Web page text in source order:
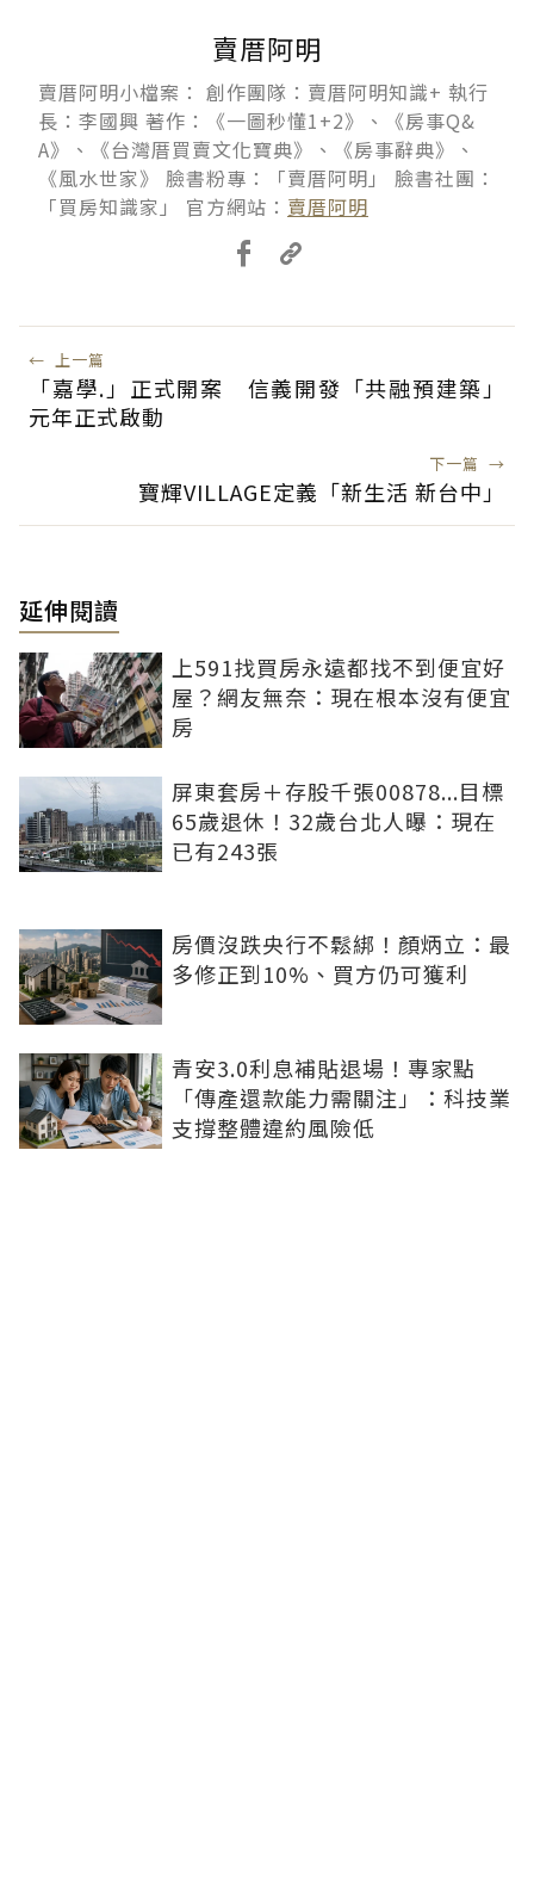
賣厝阿明
賣厝阿明小檔案： 創作團隊：賣厝阿明知識+ 執行
長：李國興 著作：《一圖秒懂1+2》、《房事Q&
A》、《台灣厝買賣文化寶典》、《房事辭典》、
《風水世家》 臉書粉專：「賣厝阿明」 臉書社團：
「買房知識家」 官方網站： 賣厝阿明
← 上一篇
「嘉學.」正式開案 信義開發「共融預建築」
元年正式啟動
下一篇 →
寶輝VILLAGE定義「新生活 新台中」
延伸閱讀
上591找買房永遠都找不到便宜好
屋？網友無奈：現在根本沒有便宜
房
屏東套房＋存股千張00878...目標
65歲退休！32歲台北人曝：現在
已有243張
房價沒跌央行不鬆綁！顏炳立：最
多修正到10%、買方仍可獲利
青安3.0利息補貼退場！專家點
「傳產還款能力需關注」：科技業
支撐整體違約風險低